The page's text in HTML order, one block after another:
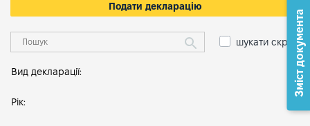
Подати декларацію
шукати скрізь
Вид декларації:
Рік:
Зміст документа